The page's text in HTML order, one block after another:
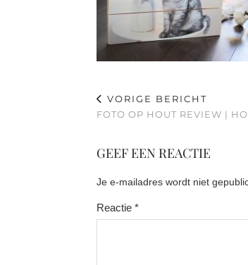
VORIGE BERICHT
FOTO OP HOUT REVIEW |
GEEF EEN REACTIE
Je e-mailadres wordt niet
Reactie *